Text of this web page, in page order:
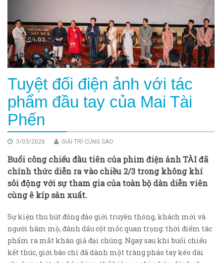
Tuyệt đối điện ảnh với tác
phẩm đầu tay của Mai Tài
Phến
3/03/2026 GIẢI TRÍ CÙNG SAO
Buổi công chiếu đầu tiên của phim điện ảnh TÀI đã
chính thức diễn ra vào chiều 2/3 trong không khí
sôi động với sự tham gia của toàn bộ dàn diễn viên
cùng ê kíp sản xuất.
Sự kiện thu hút đông đảo giới truyền thông, khách mời và
người hâm mộ, đánh dấu cột mốc quan trọng: thời điểm tác
phẩm ra mắt khán giả đại chúng. Ngay sau khi buổi chiếu
kết thúc, giới báo chí đã dành một tràng pháo tay kéo dài